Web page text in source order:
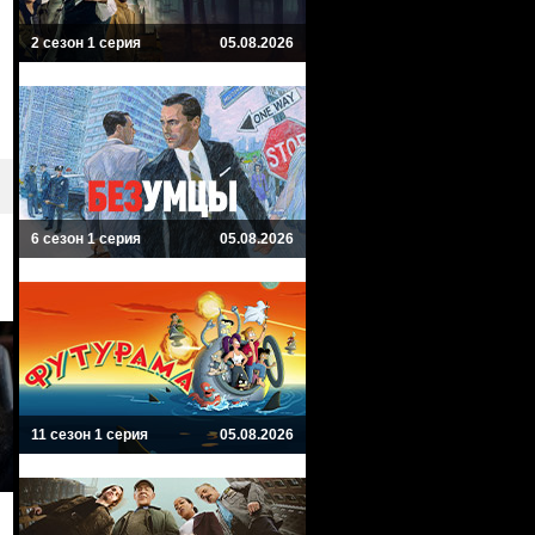
2 сезон 1 серия 05.08.2026
6 сезон 1 серия 05.08.2026
11 сезон 1 серия 05.08.2026